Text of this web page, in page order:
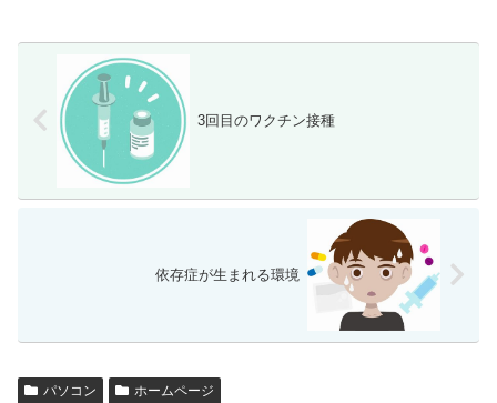
3回目のワクチン接種
依存症が生まれる環境
パソコン ホームページ